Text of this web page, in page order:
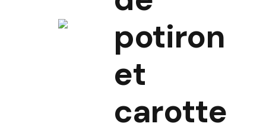
potiron
et
carotte